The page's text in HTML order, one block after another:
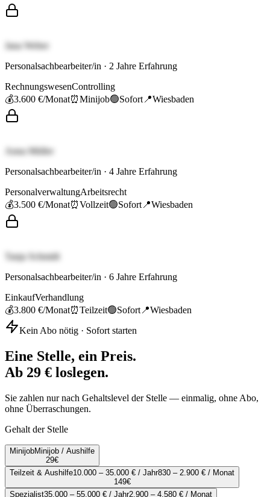
Jana Weber
Personalsachbearbeiter/in · 2 Jahre Erfahrung
RechnungswesenControlling
💰3.600 €/Monat⏰Minijob🟢Sofort 📍Wiesbaden
Anna Müller
Personalsachbearbeiter/in · 4 Jahre Erfahrung
PersonalverwaltungArbeitsrecht
💰3.500 €/Monat⏰Vollzeit🟢Sofort 📍Wiesbaden
Tanja Schmidt
Personalsachbearbeiter/in · 6 Jahre Erfahrung
EinkaufVerhandlung
💰3.800 €/Monat⏰Teilzeit🟢Sofort 📍Wiesbaden
Kein Abo nötig · Sofort starten
Eine Stelle, ein Preis.
Ab 29 € loslegen.
Sie zahlen nur nach Gehaltslevel der Stelle — einmalig, ohne Abo,
ohne Überraschungen.
Gehalt der Stelle
MinijobMinijob / Aushilfe
29€
Teilzeit & Aushilfe10.000 – 35.000 € / Jahr830 – 2.900 € / Monat
149€
Spezialist35.000 – 55.000 € / Jahr2.900 – 4.580 € / Monat